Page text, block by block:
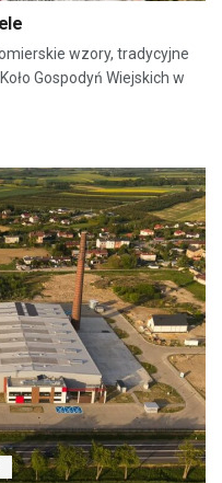
wzory, tradycyjne
Gospodyń Wiejskich w